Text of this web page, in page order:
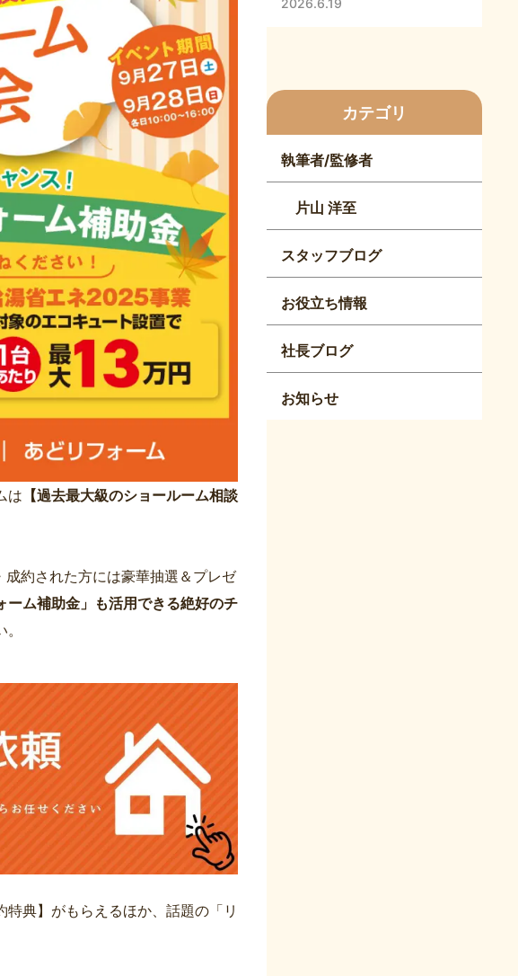
は 【過去最大級のショールーム相談
成約された方には豪華抽選＆プレゼ
ーム補助金」も活用できる絶好のチ
典】がもらえるほか、話題の「リ
2026.6.19
カテゴリ
執筆者/監修者
片山 洋至
スタッフブログ
お役立ち情報
社長ブログ
お知らせ